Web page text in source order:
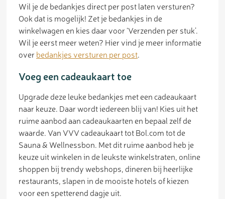
Wil je de bedankjes direct per post laten versturen?
Ook dat is mogelijk! Zet je bedankjes in de
winkelwagen en kies daar voor ‘Verzenden per stuk’.
Wil je eerst meer weten? Hier vind je meer informatie
over bedankjes versturen per post.
Voeg een cadeaukaart toe
Upgrade deze leuke bedankjes met een cadeaukaart
naar keuze. Daar wordt iedereen blij van! Kies uit het
ruime aanbod aan cadeaukaarten en bepaal zelf de
waarde. Van VVV cadeaukaart tot Bol.com tot de
Sauna & Wellnessbon. Met dit ruime aanbod heb je
keuze uit winkelen in de leukste winkelstraten, online
shoppen bij trendy webshops, dineren bij heerlijke
restaurants, slapen in de mooiste hotels of kiezen
voor een spetterend dagje uit.